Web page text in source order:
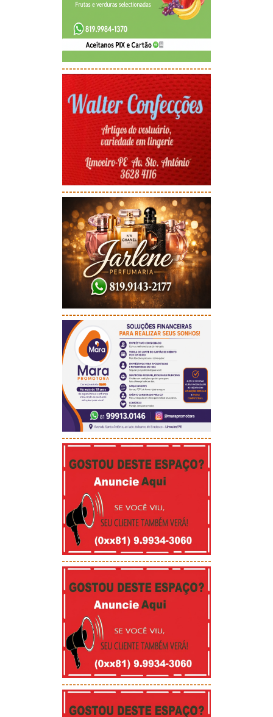
-----------------------------------------
-----------------------------------------
-----------------------------------------
-----------------------------------------
-----------------------------------------
-----------------------------------------